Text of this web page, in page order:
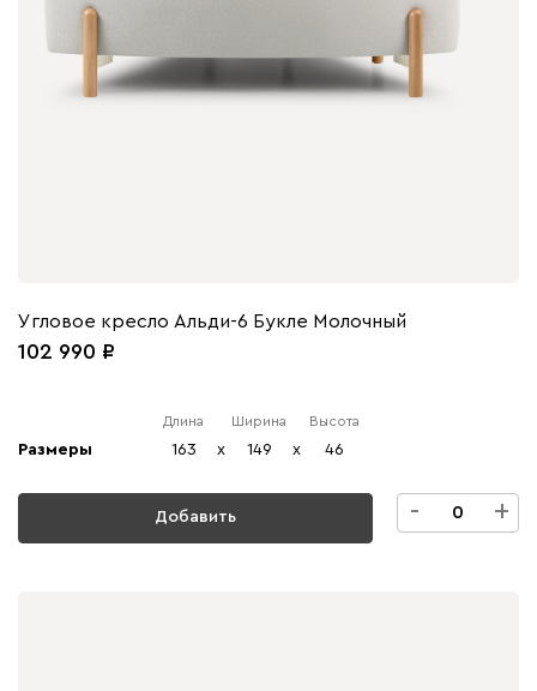
Угловое кресло Альди-6 Букле Молочный
102 990
Размеры
Длина
163 x
Ширина
149 x
Высота
46
Добавить - +